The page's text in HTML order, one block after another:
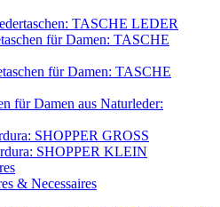
TASCHE LEDER
für Damen: TASCHE
für Damen: TASCHE
für Damen aus Naturleder:
SHOPPER GROSS
SHOPPER KLEIN
& Necessaires